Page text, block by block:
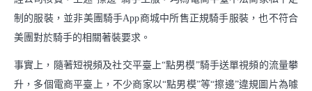
騎手關懷與發展
湧現新職業
產業
青山科技基金
食品安全
算法公開
闢謠公告
制的服裝，並非美團騎手App商城中所售正規騎手服裝，也不符合
美團對於騎手的相關著裝要求。
事實上，隨著短視頻及社交平臺上“點男模”騎手送單視頻的流量攀
升，多個電商平臺上，不少商家以“點男模”等“擦邊”違規圖片為噱